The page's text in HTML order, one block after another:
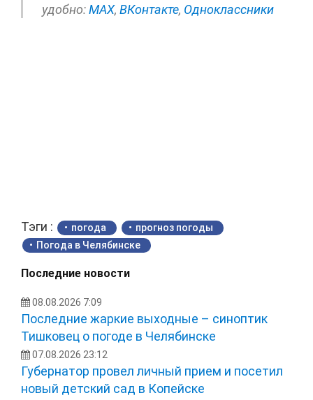
удобно:МАХ, ВКонтакте, Одноклассники
Тэги : погода
прогноз погоды
Погода в Челябинске
Последние новости
08.08.2026 7:09
Последние жаркие выходные – синоптик
Тишковец о погоде в Челябинске
07.08.2026 23:12
Губернатор провел личный прием и посетил
новый детский сад в Копейске